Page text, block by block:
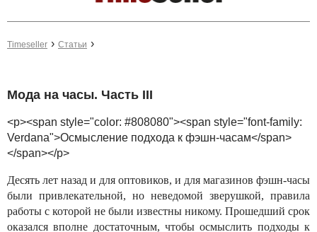
Timeseller Статьи
Мода на часы. Часть III
<p><span style="color: #808080"><span style="font-family:
Verdana">Осмысление подхода к фэшн-часам</span>
</span></p>
Десять лет назад и для оптовиков, и для магазинов фэшн-часы
были привлекательной, но неведомой зверушкой, правила
работы с которой не были известны никому. Прошедший срок
оказался вполне достаточным, чтобы осмыслить подходы к